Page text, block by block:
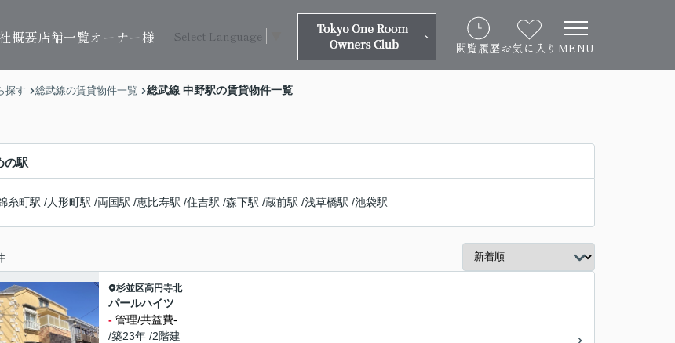
概要店舗一覧オーナー様 Select Language
閲覧履歴お気に入り MENU
探す 総武線の賃貸物件一覧 総武線 中野駅の賃貸物件一覧
の駅
糸町駅 /人形町駅 /両国駅 /恵比寿駅 /住吉駅 /森下駅 /蔵前駅 /浅草橋駅 /池袋駅
杉並区高円寺北
パールハイツ
- 管理/共益費-
/築23年 /2階建